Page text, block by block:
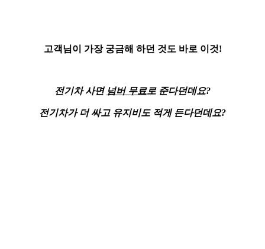
고객님이 가장 궁금해 하던 것도 바로 이것!
전기차 사면 넘버 무료로 준다던데요?
전기차가 더 싸고 유지비도 적게든다던데요?